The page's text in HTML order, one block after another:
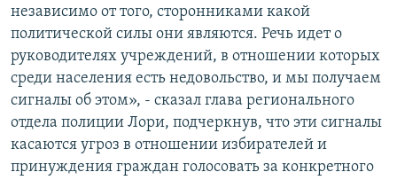
независимо от того, сторонниками какой
политической силы они являются. Речь идет о
руководителях учреждений, в отношении которых
среди населения есть недовольство, и мы получаем
сигналы об этом», - сказал глава регионального
отдела полиции Лори, подчеркнув, что эти сигналы
касаются угроз в отношении избирателей и
принуждения граждан голосовать за конкретного